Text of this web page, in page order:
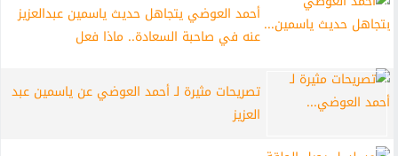
أحمد العوضي يتجاهل حديث ياسمين عبدالعزيز
عنه في صاحبة السعادة.. ماذا فعل
تصريحات مثيرة لـ أحمد العوضي عن ياسمين عبد
العزيز